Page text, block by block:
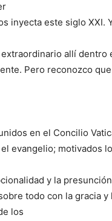
inyecta este siglo XXI.
allí
Pero reconozco
en el Concilio
evangelio; motivados
y la
todo con la gracia
los